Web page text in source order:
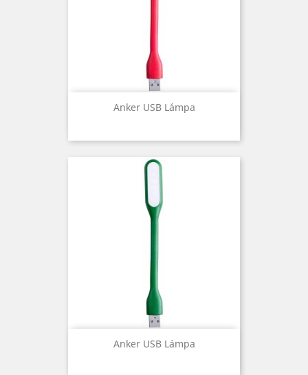
Anker USB Lámpa
Anker USB Lámpa